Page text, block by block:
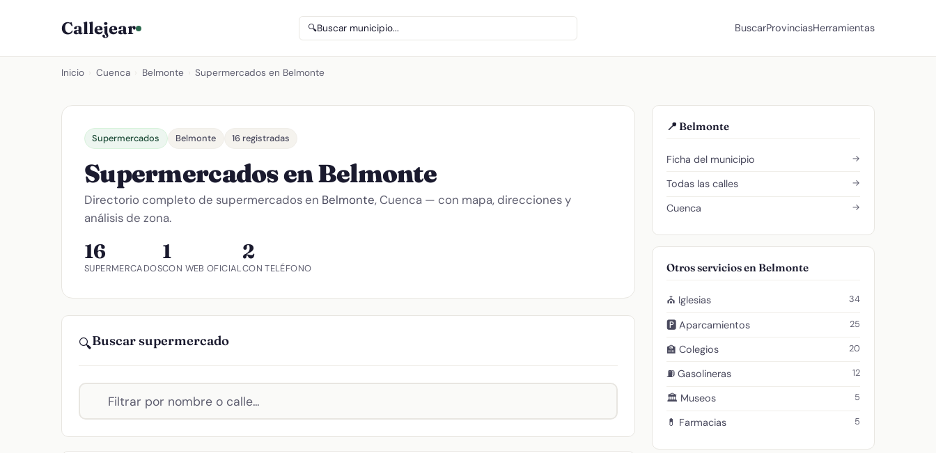
Callejear 🔍Buscar municipio... BuscarProvinciasHerramientas
Inicio Cuenca Belmonte Supermercados en Belmonte
Supermercados Belmonte 16 registradas
Supermercados en Belmonte
Directorio completo de supermercados en Belmonte, Cuenca — con mapa, direcciones y
análisis de zona.
16
SUPERMERCADOS
1
CON WEB OFICIAL
2
CON TELÉFONO
🔍Buscar supermercado
📍 Belmonte
Ficha del municipio →
Todas las calles →
Cuenca →
Otros servicios en Belmonte
⛪ Iglesias 34
🅿️ Aparcamientos 25
🏫 Colegios 20
⛽ Gasolineras 12
🏛️ Museos 5
💊 Farmacias 5